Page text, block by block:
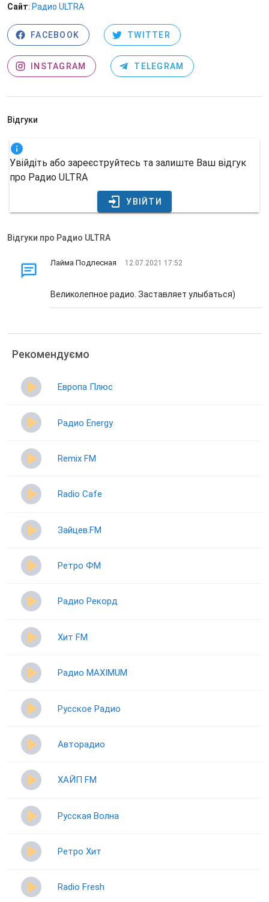
Сайт: Радио ULTRA
FACEBOOK TWITTER
INSTAGRAM TELEGRAM
Відгуки
Увійдіть або зареєструйтесь та залиште Ваш відгук
про Радио ULTRA
УВІЙТИ
Відгуки про Радио ULTRA
Лайма Подлесная 12.07.2021 17:52
Великолепное радио. Заставляет улыбаться)
Рекомендуємо
Европа Плюс
Радио Energy
Remix FM
Radio Cafe
Зайцев.FM
Ретро ФМ
Радио Рекорд
Хит FM
Радио MAXIMUM
Русское Радио
Авторадио
ХАЙП FM
Русская Волна
Ретро Хит
Radio Fresh